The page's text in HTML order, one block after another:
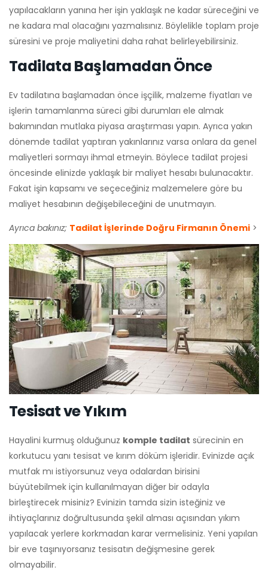
yapılacakların yanına her işin yaklaşık ne kadar süreceğini ve
ne kadara mal olacağını yazmalısınız. Böylelikle toplam proje
süresini ve proje maliyetini daha rahat belirleyebilirsiniz.
Tadilata Başlamadan Önce
Ev tadilatına başlamadan önce işçilik, malzeme fiyatları ve
işlerin tamamlanma süreci gibi durumları ele almak
bakımından mutlaka piyasa araştırması yapın. Ayrıca yakın
dönemde tadilat yaptıran yakınlarınız varsa onlara da genel
maliyetleri sormayı ihmal etmeyin. Böylece tadilat projesi
öncesinde elinizde yaklaşık bir maliyet hesabı bulunacaktır.
Fakat işin kapsamı ve seçeceğiniz malzemelere göre bu
maliyet hesabının değişebileceğini de unutmayın.
Ayrıca bakınız; Tadilat İşlerinde Doğru Firmanın Önemi >
Tesisat ve Yıkım
Hayalini kurmuş olduğunuz komple tadilat sürecinin en
korkutucu yanı tesisat ve kırım döküm işleridir. Evinizde açık
mutfak mı istiyorsunuz veya odalardan birisini
büyütebilmek için kullanılmayan diğer bir odayla
birleştirecek misiniz? Evinizin tamda sizin isteğiniz ve
ihtiyaçlarınız doğrultusunda şekil alması açısından yıkım
yapılacak yerlere korkmadan karar vermelisiniz. Yeni yapılan
bir eve taşınıyorsanız tesisatın değişmesine gerek
olmayabilir.